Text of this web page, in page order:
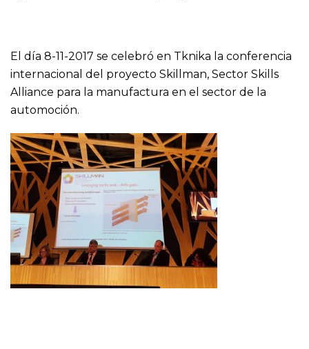
El día 8-11-2017 se celebró en Tknika la conferencia
internacional del proyecto Skillman, Sector Skills
Alliance para la manufactura en el sector de la
automoción.